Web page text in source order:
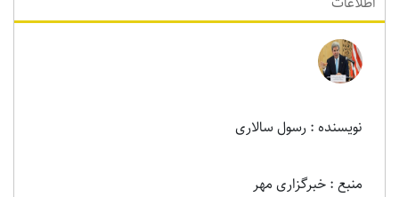
نویسنده : رسول سالاری
منبع : خبرگزاری مهر